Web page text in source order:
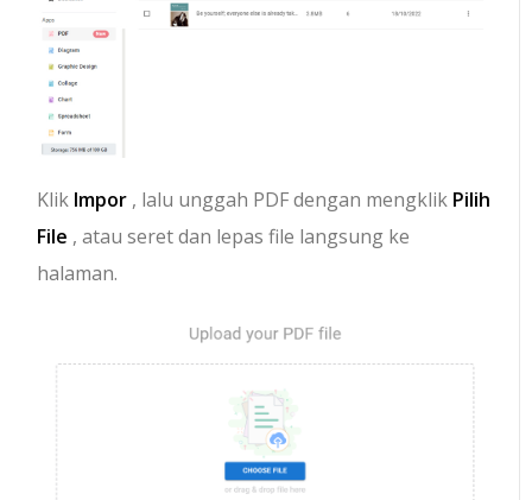
Klik Impor , lalu unggah PDF dengan mengklik Pilih
File , atau seret dan lepas file langsung ke
halaman.